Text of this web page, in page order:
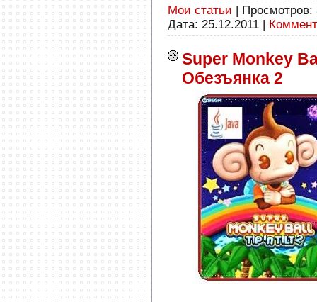
Мои статьи |
Дата: 25.12.2011
Super Monkey
Обезъянка 2